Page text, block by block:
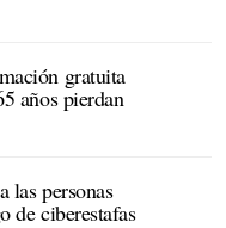
gratuita
años pierdan
las personas
de ciberestafas